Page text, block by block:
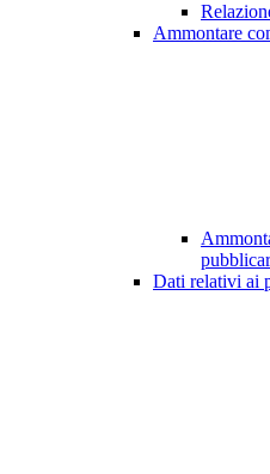
Ammontare
Dati relativi ai